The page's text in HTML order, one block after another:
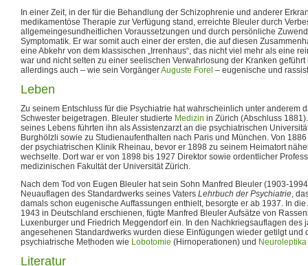
In einer Zeit, in der für die Behandlung der Schizophrenie und anderer
medikamentöse Therapie zur Verfügung stand, erreichte Bleuler durch
allgemeingesundheitlichen Voraussetzungen und durch persönliche
Symptomatik. Er war somit auch einer der ersten, die auf diesen
eine Abkehr von dem klassischen „Irrenhaus“, das nicht viel mehr als eine
war und nicht selten zu einer seelischen Verwahrlosung der Kranken geführt
allerdings auch – wie sein VorgängerAuguste Forel – eugenische und
Leben
Zu seinem Entschluss für die Psychiatrie hat wahrscheinlich unter anderem
Schwester beigetragen. Bleuler studierte Medizin in Zürich (Abschluss
seines Lebens führten ihn als Assistenzarzt an die psychiatrischen
Burghölzli sowie zu Studienaufenthalten nach Paris und München. Von
der psychiatrischen Klinik Rheinau, bevor er 1898 zu seinem Heimatort
wechselte. Dort war er von 1898 bis 1927 Direktor sowie ordentlicher
medizinischen Fakultät der Universität Zürich.
Nach dem Tod von Eugen Bleuler hat sein Sohn Manfred Bleuler (1903-
Neuauflagen des Standardwerks seines Vaters Lehrbuch der Psychiatrie,
damals schon eugenische Auffassungen enthielt, besorgte er ab 1937. In
1943 in Deutschland erschienen, fügte Manfred Bleuler Aufsätze von
Luxenburger und Friedrich Meggendorf ein. In den Nachkriegsauflagen des
angesehenen Standardwerks wurden diese Einfügungen wieder getilgt und
psychiatrische Methoden wie Lobotomie (Hirnoperationen) und Neuroleptika
Literatur